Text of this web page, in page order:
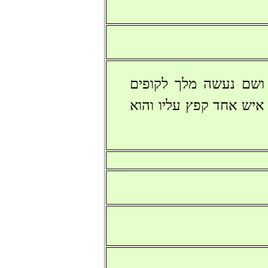
נעשה מלך לקופים
אחד קפץ עליו והוא